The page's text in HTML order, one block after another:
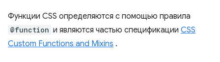
Функции CSS определяются с помощью правила
@function и являются частью спецификации CSS
Custom Functions and Mixins .